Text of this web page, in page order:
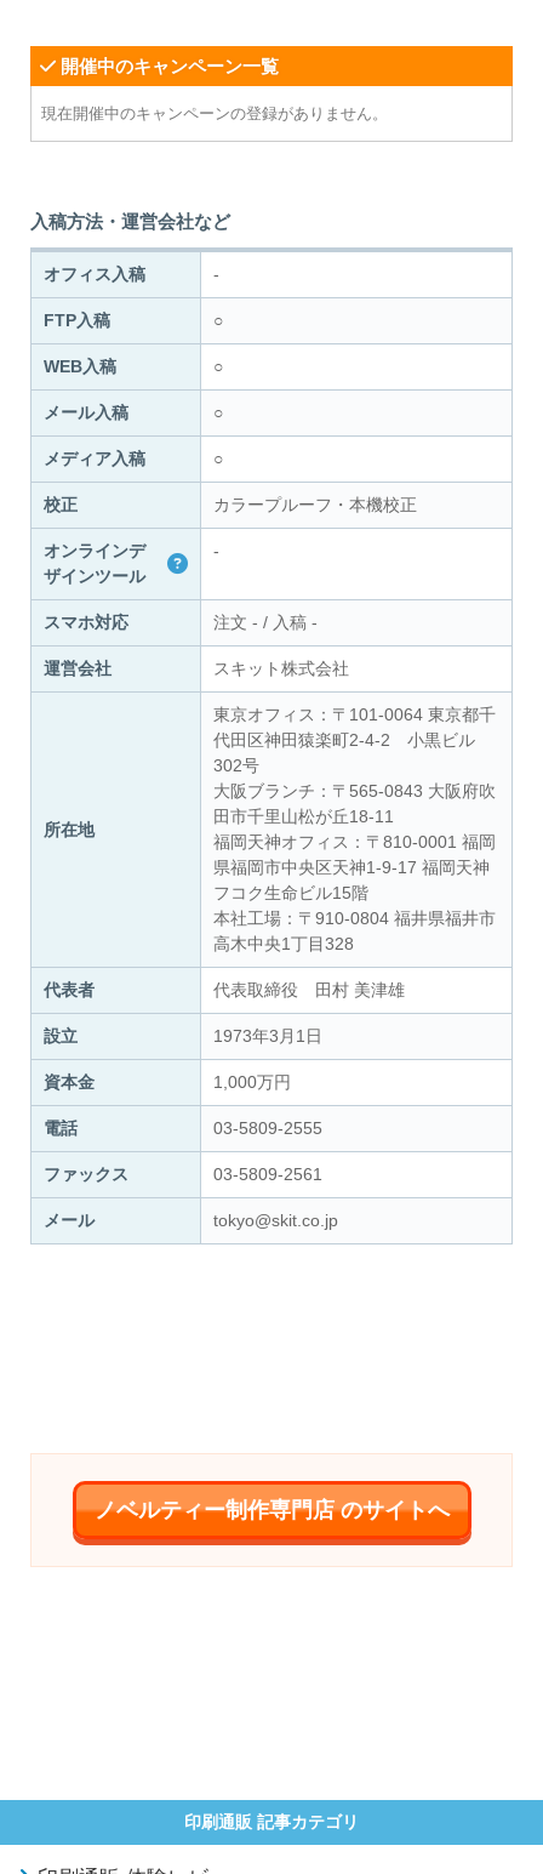
開催中のキャンペーン一覧
現在開催中のキャンペーンの登録がありません。
入稿方法・運営会社など
オフィス入稿 -
FTP入稿 ○
WEB入稿 ○
メール入稿 ○
メディア入稿 ○
校正 カラープルーフ・本機校正
オンラインデ
ザインツール
-
スマホ対応 注文 - / 入稿 -
運営会社 スキット株式会社
所在地
東京オフィス：〒101-0064 東京都千
代田区神田猿楽町2-4-2 小黒ビル
302号
大阪ブランチ：〒565-0843 大阪府吹
田市千里山松が丘18-11
福岡天神オフィス：〒810-0001 福岡
県福岡市中央区天神1-9-17 福岡天神
フコク生命ビル15階
本社工場：〒910-0804 福井県福井市
高木中央1丁目328
代表者 代表取締役 田村 美津雄
設立 1973年3月1日
資本金 1,000万円
電話 03-5809-2555
ファックス 03-5809-2561
メール tokyo@skit.co.jp
ノベルティー制作専門店 のサイトへ
印刷通販 記事カテゴリ